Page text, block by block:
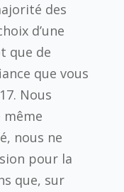
des
d’une
que de
que vous
Nous
même
nous ne
pour la
que, sur